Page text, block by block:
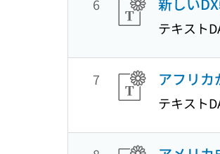
6
テキスト
7 アフリ
テキスト